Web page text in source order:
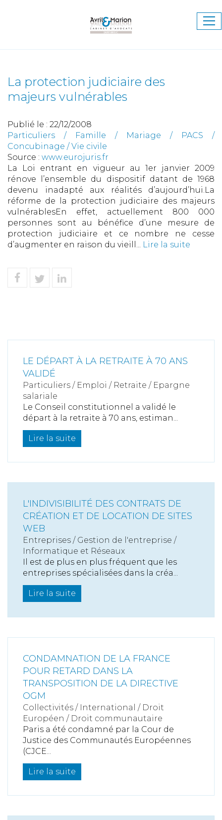
La protection judiciaire des
majeurs vulnérables
Publié le : 22/12/2008
Particuliers / Famille /
Mariage / PACS /
Concubinage / Vie civile
Source : www.eurojuris.fr
La Loi entrant en vigueur au 1er janvier 2009
rénove l’ensemble du dispositif datant de 1968
devenu inadapté aux réalités d’aujourd’hui.La
réforme de la protection judiciaire des majeurs
vulnérablesEn effet, actuellement 800 000
personnes sont au bénéfice d’une mesure de
protection judiciaire et ce nombre ne cesse
d’augmenter en raison du vieill... Lire la suite
LE DÉPART À LA RETRAITE À 70 ANS
VALIDÉ
Particuliers / Emploi / Retraite / Epargne
salariale
Le Conseil constitutionnel a validé le
départ à la retraite à 70 ans, estiman...
Lire la suite
L'INDIVISIBILITÉ DES CONTRATS DE
CRÉATION ET DE LOCATION DE SITES
WEB
Entreprises / Gestion de l'entreprise /
Informatique et Réseaux
Il est de plus en plus fréquent que les
entreprises spécialisées dans la créa...
Lire la suite
CONDAMNATION DE LA FRANCE
POUR RETARD DANS LA
TRANSPOSITION DE LA DIRECTIVE
OGM
Collectivités / International / Droit
Européen / Droit communautaire
Paris a été condamné par la Cour de
Justice des Communautés Européennes
(CJCE...
Lire la suite